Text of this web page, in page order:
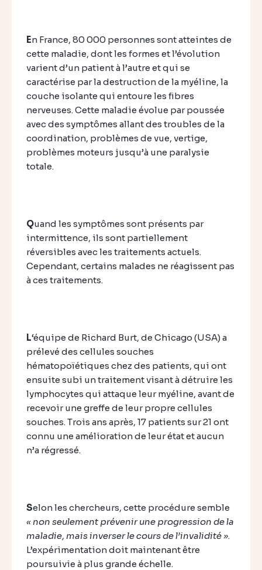
En France, 80 000 personnes sont atteintes de
cette maladie, dont les formes et l’évolution
varient d’un patient à l’autre et qui se
caractérise par la destruction de la myéline, la
couche isolante qui entoure les fibres
nerveuses. Cette maladie évolue par poussée
avec des symptômes allant des troubles de la
coordination, problèmes de vue, vertige,
problèmes moteurs jusqu’à une paralysie
totale.
Quand les symptômes sont présents par
intermittence, ils sont partiellement
réversibles avec les traitements actuels.
Cependant, certains malades ne réagissent pas
à ces traitements.
L‘équipe de Richard Burt, de Chicago (USA) a
prélevé des cellules souches
hématopoïétiques chez des patients, qui ont
ensuite subi un traitement visant à détruire les
lymphocytes qui attaque leur myéline, avant de
recevoir une greffe de leur propre cellules
souches. Trois ans après, 17 patients sur 21 ont
connu une amélioration de leur état et aucun
n’a régressé.
Selon les chercheurs, cette procédure semble
« non seulement prévenir une progression de la
maladie, mais inverser le cours de l’invalidité ».
L’expérimentation doit maintenant être
poursuivie à plus grande échelle.